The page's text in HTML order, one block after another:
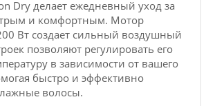
Dry делает ежедневный уход за
и комфортным. Мотор
Вт создает сильный воздушный
позволяют регулировать его
в зависимости от вашего
быстро и эффективно
волосы.